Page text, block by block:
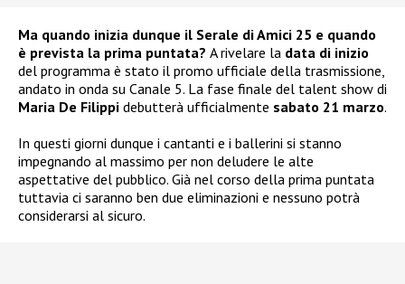
Ma quando inizia dunque il Serale di Amici 25 e quando
è prevista la prima puntata? A rivelare la data di inizio
del programma è stato il promo ufficiale della trasmissione,
andato in onda su Canale 5. La fase finale del talent show di
Maria De Filippi debutterà ufficialmente sabato 21 marzo.
In questi giorni dunque i cantanti e i ballerini si stanno
impegnando al massimo per non deludere le alte
aspettative del pubblico. Già nel corso della prima puntata
tuttavia ci saranno ben due eliminazioni e nessuno potrà
considerarsi al sicuro.